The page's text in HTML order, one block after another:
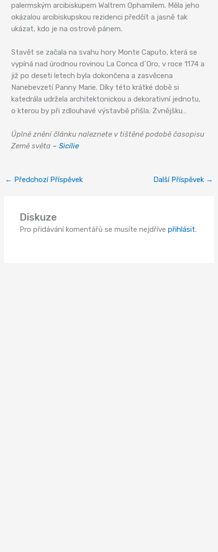
palermským arcibiskupem Waltrem Ophamilem. Měla jeho
okázalou arcibiskupskou rezidenci předčít a jasně tak
ukázat, kdo je na ostrově pánem.
Stavět se začala na svahu hory Monte Caputo, která se
vypíná nad úrodnou rovinou La Conca d´Oro, v roce 1174 a
již po deseti letech byla dokončena a zasvěcena
Nanebevzetí Panny Marie. Díky této krátké době si
katedrála udržela architektonickou a dekorativní jednotu,
o kterou by při zdlouhavé výstavbě přišla. Zvnějšku…
Úplné znění článku naleznete v tištěné podobě časopisu
Země světa – Sicílie
← Předchozí Příspěvek Další Příspěvek →
Diskuze
Pro přidávání komentářů se musíte nejdřívepřihlásit.